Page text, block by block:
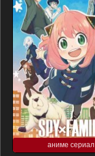
аниме сериал